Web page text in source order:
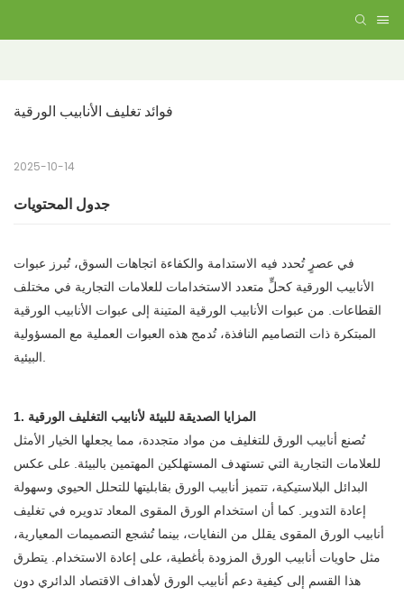
فوائد تغليف الأنابيب الورقية
2025-10-14
جدول المحتويات
في عصرٍ تُحدد فيه الاستدامة والكفاءة اتجاهات السوق، تُبرز عبوات
الأنابيب الورقية كحلٍّ متعدد الاستخدامات للعلامات التجارية في مختلف
القطاعات. من عبوات الأنابيب الورقية المتينة إلى عبوات الأنابيب الورقية
المبتكرة ذات التصاميم النافذة، تُدمج هذه العبوات العملية مع المسؤولية
البيئية.
1. المزايا الصديقة للبيئة لأنابيب التغليف الورقية
تُصنع أنابيب الورق للتغليف من مواد متجددة، مما يجعلها الخيار الأمثل
للعلامات التجارية التي تستهدف المستهلكين المهتمين بالبيئة. على عكس
البدائل البلاستيكية، تتميز أنابيب الورق بقابليتها للتحلل الحيوي وسهولة
إعادة التدوير. كما أن استخدام الورق المقوى المعاد تدويره في تغليف
أنابيب الورق المقوى يقلل من النفايات، بينما تُشجع التصميمات المعيارية،
مثل حاويات أنابيب الورق المزودة بأغطية، على إعادة الاستخدام. يتطرق
هذا القسم إلى كيفية دعم أنابيب الورق لأهداف الاقتصاد الدائري دون